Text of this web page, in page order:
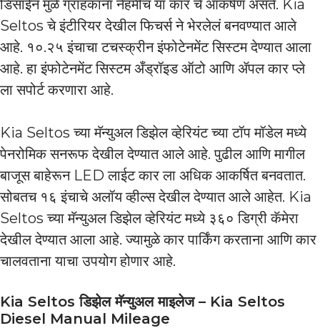
डिसाईन मुळे ग्राहकांना नेहमीच या कार चे आकर्षण असते. Kia
Seltos चे इंटीरियर देखील फिचर्स ने भेरलेलं बनवण्यात आले
आहे. १०.२५ इंचाचा टचस्क्रीन इंफोटेनमेंट सिस्टम देण्यात आला
आहे. हा इंफोटेनमेंट सिस्टम अँड्रॉइड ऑटो आणि ॲपल कार प्ले
ला सपोर्ट करणारा आहे.
Kia Seltos च्या मॅन्युअल डिझेल व्हेरियंट च्या टॉप मॉडेल मध्ये
पेनरोमिक सनरूफ देखील देण्यात आले आहे. पुढील आणि मागील
बाजूस बाहेरून LED लाईट कार ला अधिक आकर्षित बनवतात.
सोबतच १६ इंचाचे अलॉय व्हील्स देखील देण्यात आले आहेत. Kia
Seltos च्या मॅन्युअल डिझेल व्हेरियंट मध्ये ३६० डिग्री कॅमेरा
देखील देण्यात आला आहे. ज्यामुळे कार पार्किंग करताना आणि कार
चालवताना याचा उपयोग होणार आहे.
Kia Seltos डिझेल मॅन्युअल माइलेज – Kia Seltos
Diesel Manual Mileage